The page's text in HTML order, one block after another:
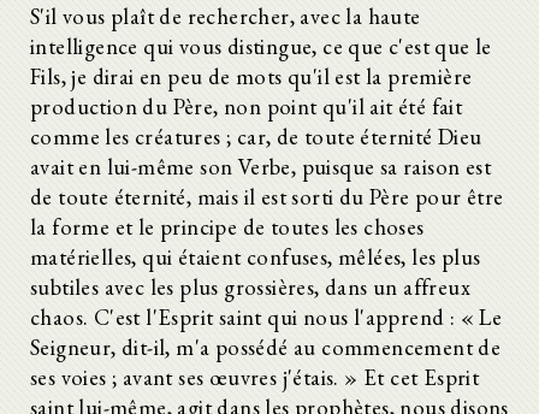
S'il vous plaît de rechercher, avec la haute
intelligence qui vous distingue, ce que c'est que le
Fils, je dirai en peu de mots qu'il est la première
production du Père, non point qu'il ait été fait
comme les créatures ; car, de toute éternité Dieu
avait en lui-même son Verbe, puisque sa raison est
de toute éternité, mais il est sorti du Père pour être
la forme et le principe de toutes les choses
matérielles, qui étaient confuses, mêlées, les plus
subtiles avec les plus grossières, dans un affreux
chaos. C'est l'Esprit saint qui nous l'apprend : « Le
Seigneur, dit-il, m'a possédé au commencement de
ses voies ; avant ses œuvres j'étais. » Et cet Esprit
saint lui-même, agit dans les prophètes, nous disons